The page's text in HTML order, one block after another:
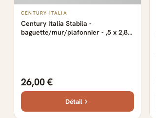
CENTURY ITALIA
Century Italia Stabila -
baguette/mur/plafonnier - ,5 x 2,8
26,00 €
Détail